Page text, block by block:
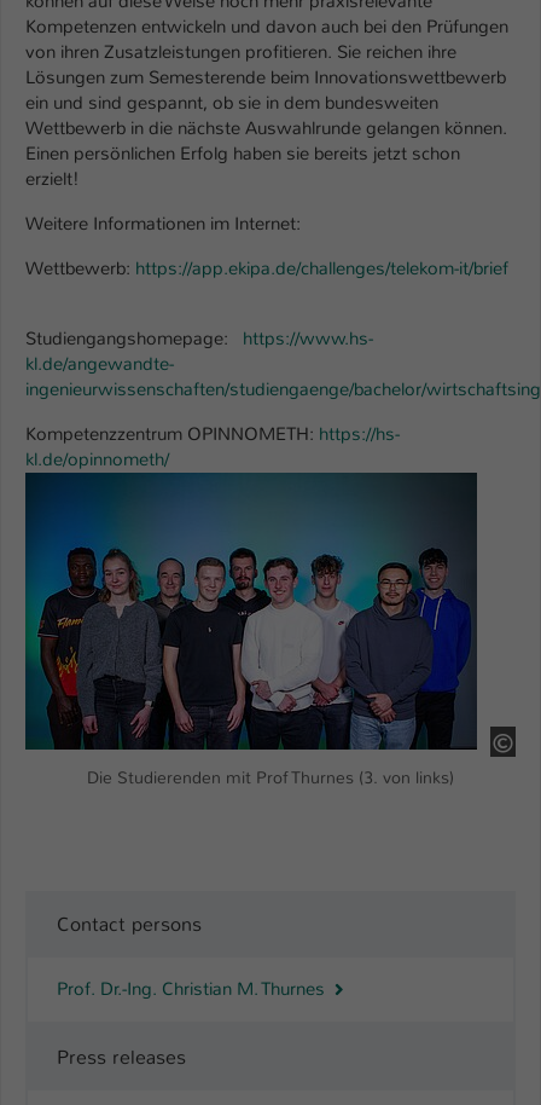
Die Studierenden mit Prof Thurnes (3. von links)
Kompetenzen entwickeln und davon auch bei den Prüfungen
von ihren Zusatzleistungen profitieren. Sie reichen ihre
Lösungen zum Semesterende beim Innovationswettbewerb
ein und sind gespannt, ob sie in dem bundesweiten
Wettbewerb in die nächste Auswahlrunde gelangen können.
Einen persönlichen Erfolg haben sie bereits jetzt schon
erzielt!
Weitere Informationen im Internet:
Wettbewerb: https://app.ekipa.de/challenges/telekom-it/brief
Studiengangshomepage: https://www.hs-
kl.de/angewandte-
ingenieurwissenschaften/studiengaenge/bachelor/
Kompetenzzentrum OPINNOMETH: https://hs-
kl.de/opinnometh/
Contact persons
Prof. Dr.-Ing. Christian M. Thurnes
Press releases
Zweck
Einstellungen. Unter anderem eine zufällig
generierte ID, für die historische
Speicherung Ihrer vorgenommen
Einstellungen, falls der Webseiten-
Betreiber dies eingestellt hat.
Name
Zweck
Dieses Cookie ist ein Standard-Session-
Cookie von TYPO3. Es speichert im Fall
eines Intranet-Logins die Session-ID. So
kann der eingeloggte Benutzer
wiedererkannt werden und es wird ihm
Zugang zu geschützten Bereichen
Name be_typo_user
Anbieter TYPO3
Laufzeit 1 Tag
Zweck
Dieser Cookie teilt der Webseite mit, ob